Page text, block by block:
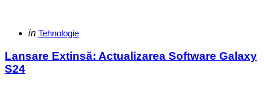
Categories
Posted
in Tehnologie
Lansare Extinsă: Actualizarea Software Galaxy
S24